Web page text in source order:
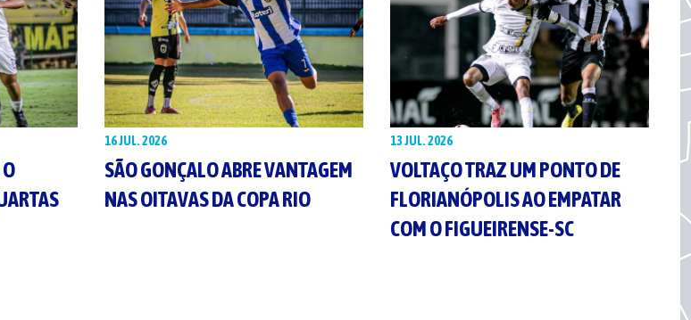
16 JUL. 2026
SÃO GONÇALO ABRE VANTAGEM
NAS OITAVAS DA COPA RIO
13 JUL. 2026
VOLTAÇO TRAZ UM PONTO DE
FLORIANÓPOLIS AO EMPATAR
COM O FIGUEIRENSE-SC